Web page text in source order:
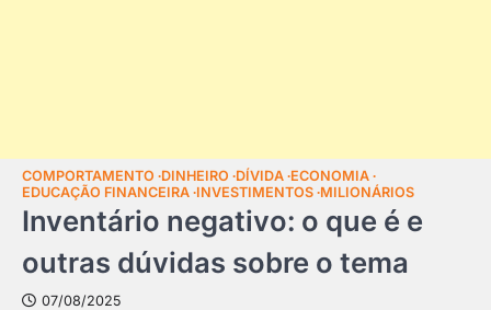
COMPORTAMENTO DINHEIRO DÍVIDA ECONOMIA
EDUCAÇÃO FINANCEIRA INVESTIMENTOS MILIONÁRIOS
Inventário negativo: o que é e
outras dúvidas sobre o tema
07/08/2025